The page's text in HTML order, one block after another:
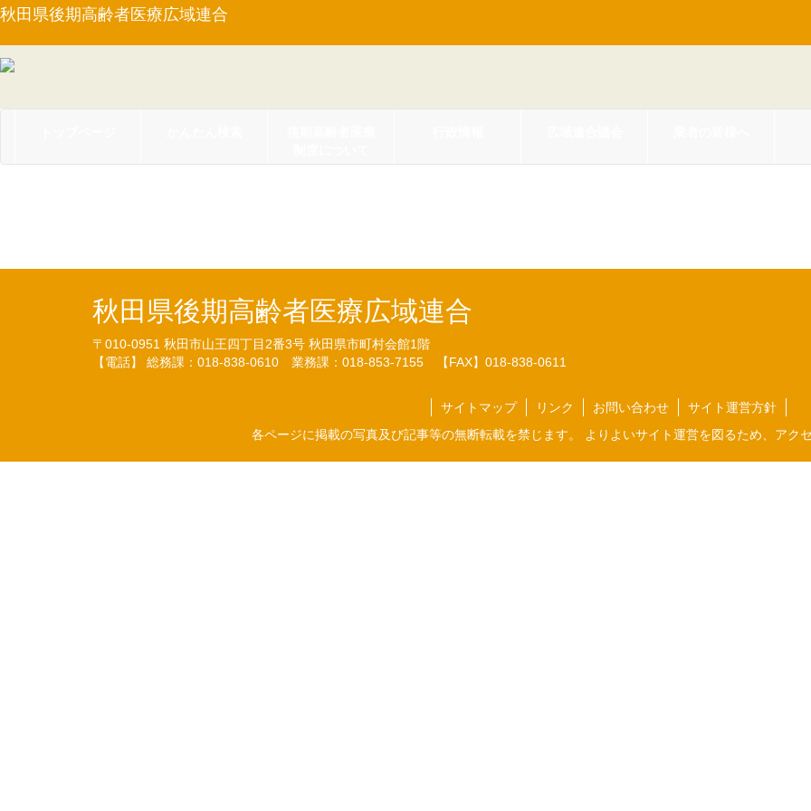
秋田県後期高齢者医療広域連合
秋田県後期高齢者医療広域連合
〒010-0951 秋田市山王四丁目2番3号 秋田県市町村会館1階
【電話】 総務課：018-838-0610 業務課：018-853-7155 【FAX】018-838-0611
サイトマップ リンク お問い合わせ
サイト運営方針
各ページに掲載の写真及び記事等の無断転載を禁じます。 よりよいサイト運営を図るため、アク